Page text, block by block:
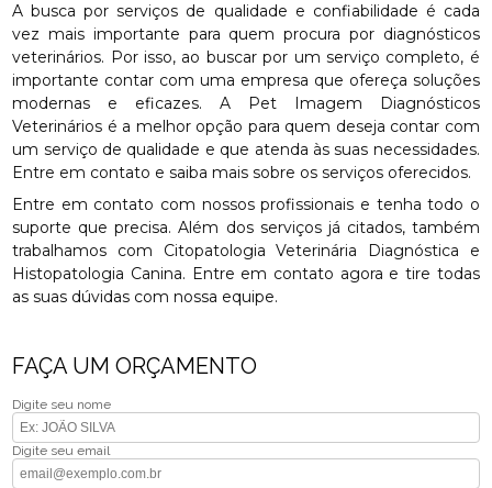
A busca por serviços de qualidade e confiabilidade é cada
vez mais importante para quem procura por diagnósticos
veterinários. Por isso, ao buscar por um serviço completo, é
importante contar com uma empresa que ofereça soluções
modernas e eficazes. A Pet Imagem Diagnósticos
Veterinários é a melhor opção para quem deseja contar com
um serviço de qualidade e que atenda às suas necessidades.
Entre em contato e saiba mais sobre os serviços oferecidos.
Entre em contato com nossos profissionais e tenha todo o
suporte que precisa. Além dos serviços já citados, também
trabalhamos com Citopatologia Veterinária Diagnóstica e
Histopatologia Canina. Entre em contato agora e tire todas
as suas dúvidas com nossa equipe.
FAÇA UM ORÇAMENTO
Digite seu nome
Digite seu email